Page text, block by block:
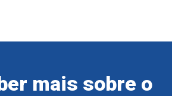
mais sobre o